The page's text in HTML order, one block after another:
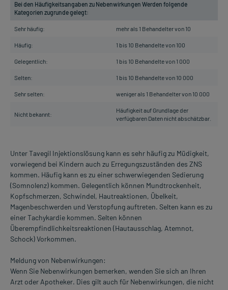
Bei den Häufigkeitsangaben zu Nebenwirkungen Werden folgende
Kategorien zugrunde gelegt:
Sehr häufig: mehr als 1 Behandelter von 10
Häufig: 1 bis 10 Behandelte von 100
Gelegentlich: 1 bis 10 Behandelte von 1 000
Selten: 1 bis 10 Behandelte von 10 000
Sehr selten: weniger als 1 Behandelter von 10 000
Nicht bekannt:
Häufigkeit auf Grundlage der
verfügbaren Daten nicht abschätzbar.
Unter Tavegil Injektionslösung kann es sehr häufig zu Müdigkeit,
vorwiegend bei Kindern auch zu Erregungszuständen des ZNS
kommen. Häufig kann es zu einer schwerwiegenden Sedierung
(Somnolenz) kommen. Gelegentlich können Mundtrockenheit,
Kopfschmerzen, Schwindel, Hautreaktionen, Übelkeit,
Magenbeschwerden und Verstopfung auftreten. Selten kann es zu
einer Tachykardie kommen. Selten können
Überempfindlichkeitsreaktionen (Hautausschlag, Atemnot,
Schock) Vorkommen.
Meldung von Nebenwirkungen:
Wenn Sie Nebenwirkungen bemerken, wenden Sie sich an Ihren
Arzt oder Apotheker. Dies gilt auch für Nebenwirkungen, die nicht